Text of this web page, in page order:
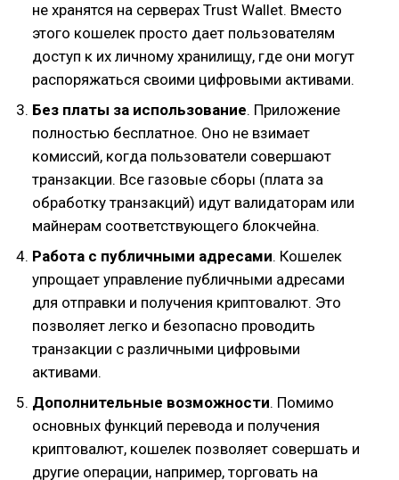
не хранятся на серверах Trust Wallet. Вместо
этого кошелек просто дает пользователям
доступ к их личному хранилищу, где они могут
распоряжаться своими цифровыми активами.
Без платы за использование. Приложение
полностью бесплатное. Оно не взимает
комиссий, когда пользователи совершают
транзакции. Все газовые сборы (плата за
обработку транзакций) идут валидаторам или
майнерам соответствующего блокчейна.
Работа с публичными адресами. Кошелек
упрощает управление публичными адресами
для отправки и получения криптовалют. Это
позволяет легко и безопасно проводить
транзакции с различными цифровыми
активами.
Дополнительные возможности. Помимо
основных функций перевода и получения
криптовалют, кошелек позволяет совершать и
другие операции, например, торговать на